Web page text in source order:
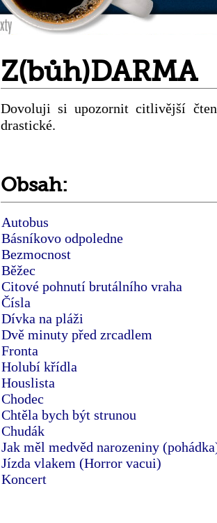
Z(bůh)DARMA
Dovoluji si upozornit citlivější
drastické.
Obsah:
Autobus
Básníkovo odpoledne
Bezmocnost
Běžec
Citové pohnutí brutálního vraha
Čísla
Dívka na pláži
Dvě minuty před zrcadlem
Fronta
Holubí křídla
Houslista
Chodec
Chtěla bych být strunou
Chudák
Jak měl medvěd narozeniny
Jízda vlakem (Horror vacui)
Koncert